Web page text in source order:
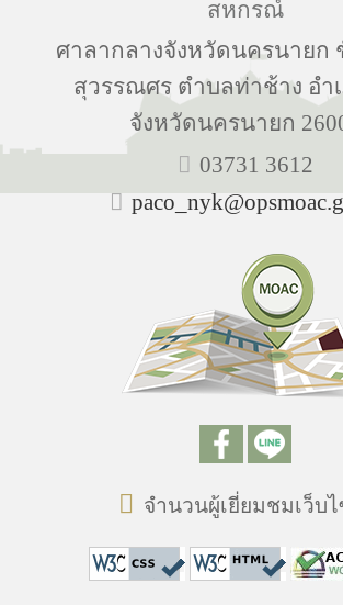
สหกรณ์
ศาลากลางจังหวัดนครนายก
สุวรรณศร ตำบลท่าช้าง อำ
จังหวัดนครนายก
03731 3612
จำนวนผู้เยี่ยมชมเว็บ